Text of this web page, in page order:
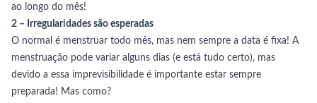
ao longo do mês!
2 – Irregularidades são esperadas
O normal é menstruar todo mês, mas nem sempre a data é fixa! A
menstruação pode variar alguns dias (e está tudo certo), mas
devido a essa imprevisibilidade é importante estar sempre
preparada! Mas como?